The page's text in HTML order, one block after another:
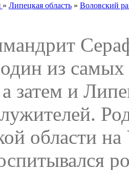
» Липецкая область» Воловский
из самых
затем и
области